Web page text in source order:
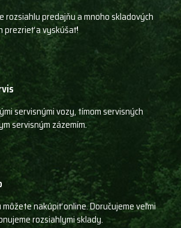
rozsiahlu predajňu a mnoho skladových
prezrieť a vyskúšať!
servisnými vozy, tímom servisných
servisným zázemím.
nakúpiť online. Doručujeme veľmi
rozsiahlymi sklady.